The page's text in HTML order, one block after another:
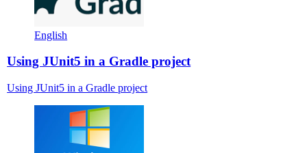
English
Using JUnit5 in a Gradle project
Using JUnit5 in a Gradle project